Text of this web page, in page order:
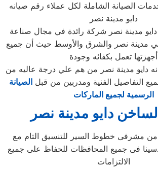
الصيانة الشاملة لكل عملاء رقم صيانه
دايو مدينة نصر
دايو مدينة نصر شركة رائدة في مجال صناعة
في مدينة نصر والشرق والأوسط حيث أن جميع
أجهزتها تعمل بكفائه وجودة
دايو مدينة نصر من هم علي درجة عاليه من
التفاصيل الفنية ومدربين من قبل الصيانة
الرسمية لجميع الماركات
دايو مدينة نصر
من مشرفى خطوط السير للتنسيق التام مع
فى جميع المحافظات للحفاظ على جميع
الالتزامات